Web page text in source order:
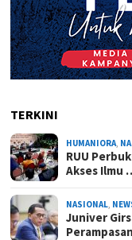
TERKINI
HUMANIORA
RUU
Akses Ilmu
NASIONAL
Juniver